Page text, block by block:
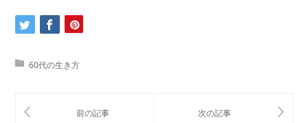
60代の生き方